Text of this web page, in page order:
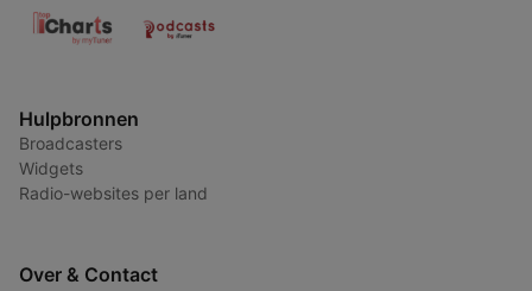
Hulpbronnen
Broadcasters
Widgets
Radio-websites per land
Over & Contact